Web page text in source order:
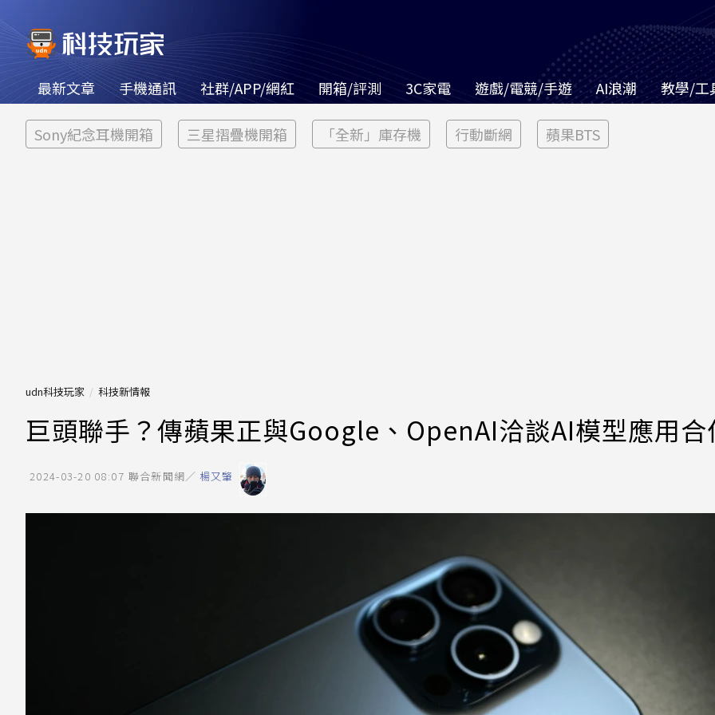
最新文章 手機通訊 社群/APP/網紅 開箱/評測 3C家電 遊戲/電競/手遊 AI浪潮 教學/工
Sony紀念耳機開箱 三星摺疊機開箱 「全新」庫存機 行動斷網 蘋果BTS
udn科技玩家 科技新情報
巨頭聯手？傳蘋果正與Google、OpenAI洽談AI模型應用合
2024-03-20 08:07 聯合新聞網／ 楊又肇